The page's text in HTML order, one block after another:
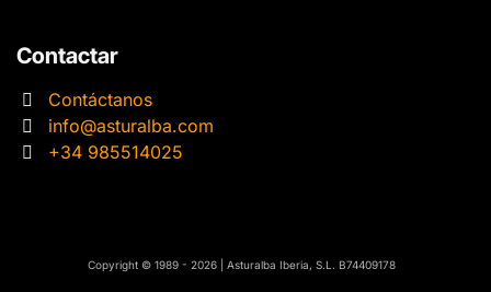
Contactar
Contáctanos
info@asturalba.com
+34 985514025
​​Copyright © 1989 - 2026 | Asturalba Iberia, S.L. B74409178